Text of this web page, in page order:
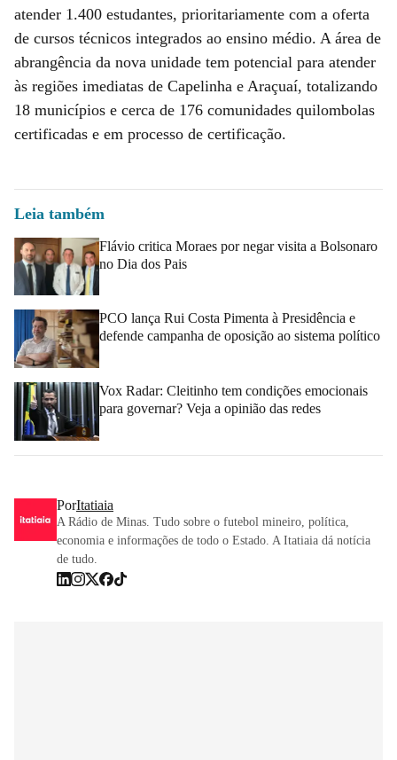
atender 1.400 estudantes, prioritariamente com a oferta
de cursos técnicos integrados ao ensino médio. A área de
abrangência da nova unidade tem potencial para atender
às regiões imediatas de Capelinha e Araçuaí, totalizando
18 municípios e cerca de 176 comunidades quilombolas
certificadas e em processo de certificação.
Leia também
Flávio critica Moraes por negar visita a Bolsonaro
no Dia dos Pais
PCO lança Rui Costa Pimenta à Presidência e
defende campanha de oposição ao sistema político
Vox Radar: Cleitinho tem condições emocionais
para governar? Veja a opinião das redes
PorItatiaia
A Rádio de Minas. Tudo sobre o futebol mineiro, política,
economia e informações de todo o Estado. A Itatiaia dá notícia
de tudo.